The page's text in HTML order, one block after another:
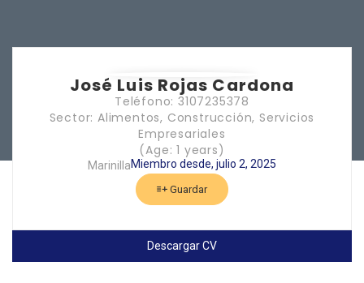
José Luis Rojas Cardona
Teléfono: 3107235378
Sector: Alimentos, Construcción, Servicios
Empresariales
(Age: 1 years)
MarinillaMiembro desde, julio 2, 2025
Guardar
Descargar CV